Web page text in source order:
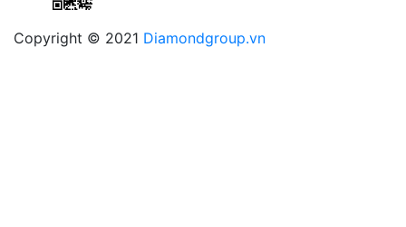
Copyright © 2021 Diamondgroup.vn